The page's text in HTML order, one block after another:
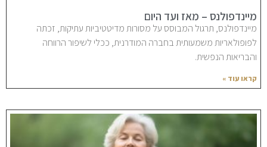
מיינדפולנס – מאז ועד היום
מיינדפולנס, תרגול המבוסס על מסורות מדיטטיביות עתיקות, זכתה
לפופולאריות משמעותית בחברה המודרנית, ככלי לשיפור הרווחה
והבריאות הנפשית.
קראו עוד »